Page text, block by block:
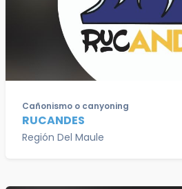
Cañonismo o canyoning
RUCANDES
Región Del Maule